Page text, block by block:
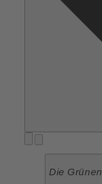
Die Grünen